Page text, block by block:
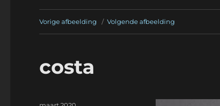
Vorige afbeelding Volgende afbeelding
costa